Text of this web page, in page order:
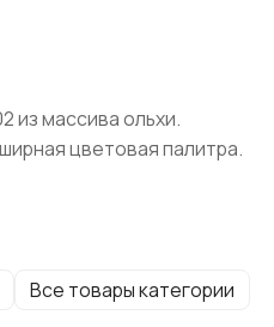
из массива ольхи.
цветовая палитра.
Все товары категории